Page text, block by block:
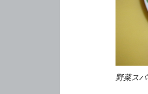
野菜ス